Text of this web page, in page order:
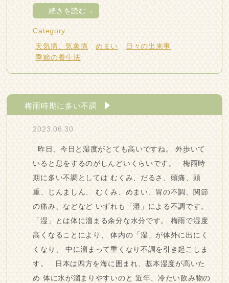
… 続きを読む→
Category
天気痛、気象痛
めまい
日々の出来事
季節の養生法
梅雨時期に多い不調
2023.06.30
昨日、今日と湿度がとても高いですね。 外歩いて
いると息をするのがしんどいくらいです。 梅雨時
期に多い不調としては むくみ、だるさ、頭痛、頭
重、じんましん、 むくみ、めまい、胃の不調、関節
の痛み、などなど いずれも「湿」による不調です。
「湿」とは体に溜まる余分な水分です。 梅雨で湿度
高くなることにより、 体内の「湿」が体外に出にく
くなり、 中に溜まって重くなり不調を引き起こしま
す。 日本は四方を海に囲まれ、基本湿度が高いた
め 体に水が溜まりやすいのと 近年、冷たい飲み物の